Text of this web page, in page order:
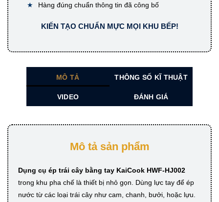
Hàng đúng chuẩn thông tin đã công bố
KIẾN TẠO CHUẨN MỰC MỌI KHU BẾP!
MÔ TẢ THÔNG SỐ KĨ THUẬT
VIDEO ĐÁNH GIÁ
Mô tả sản phẩm
Dụng cụ ép trái cây bằng tay KaiCook HWF-HJ002
trong khu pha chế là thiết bị nhỏ gọn. Dùng lực tay để ép
nước từ các loại trái cây như cam, chanh, bưởi, hoặc lựu.